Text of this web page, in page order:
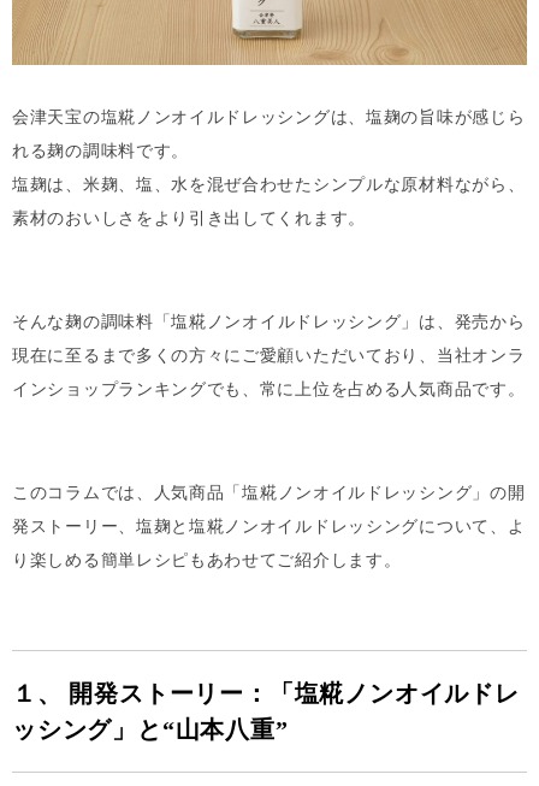
会津天宝の塩糀ノンオイルドレッシングは、塩麹の旨味が感じら
れる麹の調味料です。
塩麹は、米麹、塩、水を混ぜ合わせたシンプルな原材料ながら、
素材のおいしさをより引き出してくれます。
そんな麹の調味料「塩糀ノンオイルドレッシング 」は、発売から
現在に至るまで多くの方々にご愛顧いただいており、当社オンラ
インショップランキングでも、常に上位を占める人気商品です。
このコラムでは、人気商品「塩糀ノンオイルドレッシング 」の開
発ストーリー、塩麹と塩糀ノンオイルドレッシングについて、よ
り楽しめる簡単レシピもあわせてご紹介します。
１、 開発ストーリー：「塩糀ノンオイルドレ
ッシング」と“山本八重”